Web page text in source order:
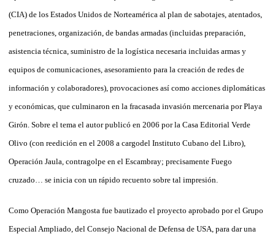
(CIA) de los Estados Unidos de Norteamérica al plan de sabotajes, atentados,
penetraciones, organización, de bandas armadas (incluidas preparación,
asistencia técnica, suministro de la logística necesaria incluidas armas y
equipos de comunicaciones, asesoramiento para la creación de redes de
información y colaboradores), provocaciones así como acciones diplomáticas
y económicas, que culminaron en la fracasada invasión mercenaria por Playa
Girón. Sobre el tema el autor publicó en 2006 por la Casa Editorial Verde
Olivo (con reedición en el 2008 a cargodel Instituto Cubano del Libro),
Operación Jaula, contragolpe en el Escambray; precisamente Fuego
cruzado… se inicia con un rápido recuento sobre tal impresión.
Como Operación Mangosta fue bautizado el proyecto aprobado por el Grupo
Especial Ampliado, del Consejo Nacional de Defensa de USA, para dar una